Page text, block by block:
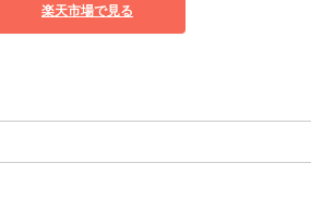
楽天市場で見る